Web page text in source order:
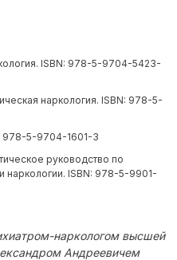
ISBN: 978-5-9704-5423-
наркология. ISBN: 978-5-
978-5-9704-1601-3
руководство по
наркологии. ISBN: 978-5-9901-
наркологом высшей
Андреевичем